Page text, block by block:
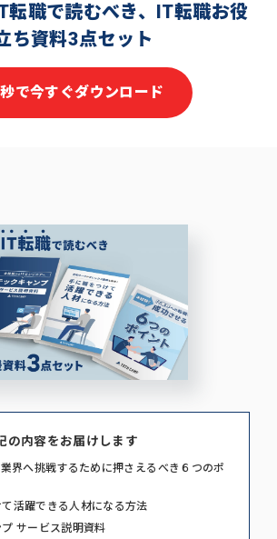
転職で読むべき、IT転職お役
ち資料3点セット
で今すぐダウンロード
の内容をお届けします
界へ挑戦するために押さえるべき６つのポ
活躍できる人材になる方法
サービス説明資料